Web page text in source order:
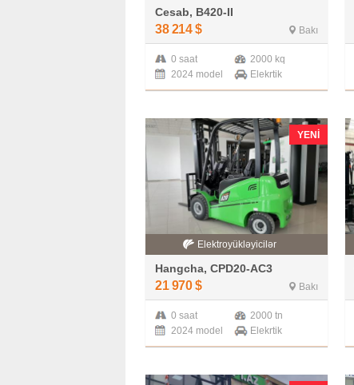
Cesab, B420-II
38 214 $ Bakı
0 saat
2000 kq
2024 model
Elekrtik
YENI
Elektroyükləyicilər
Hangcha, CPD20-AC3
21 970 $ Bakı
0 saat
2000 tn
2024 model
Elekrtik